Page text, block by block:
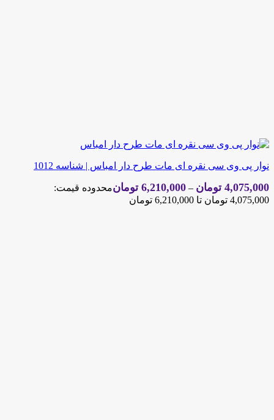
نوار پی وی سی نقره ای مات طرح دار امباس | شناسه 1012
4,075,000 تومان –
6,210,000 تومانمحدوده قیمت:
4,075,000 تومان تا 6,210,000 تومان